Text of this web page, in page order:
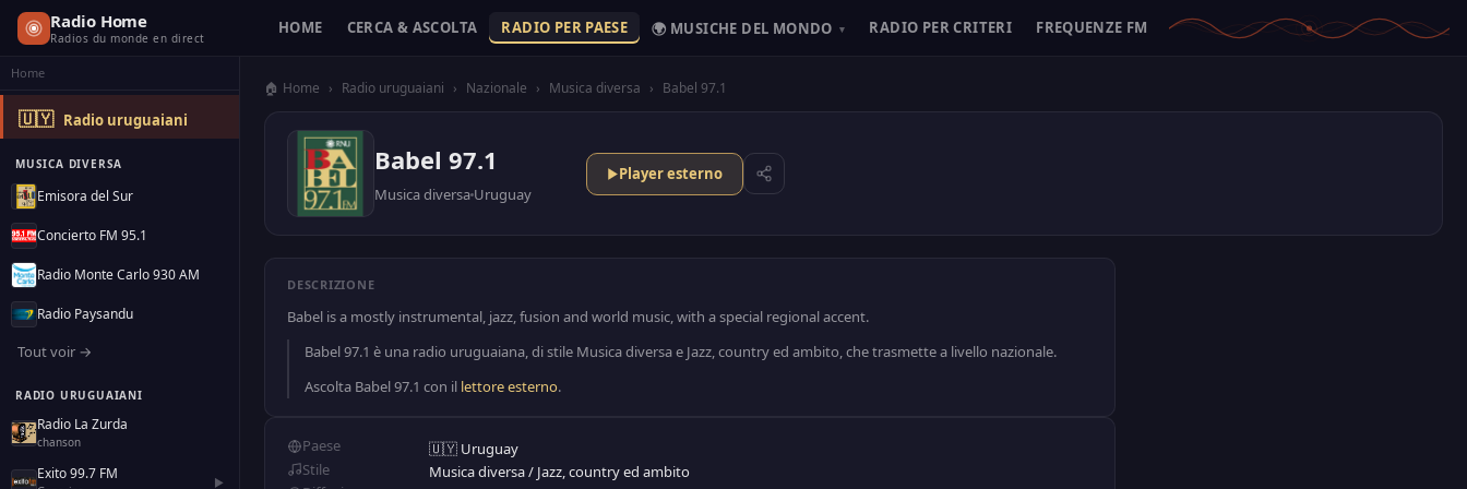
Radio Home
Radios du monde en direct
HOME CERCA & ASCOLTA RADIO PER PAESE 🌍 MUSICHE DEL MONDO ▾ RADIO PER CRITERI FREQUENZE FM
Home
🇺🇾 Radio uruguaiani
MUSICA DIVERSA
Emisora del Sur
Concierto FM 95.1
Radio Monte Carlo 930 AM
Radio Paysandu
Tout voir →
RADIO URUGUAIANI
Radio La Zurda
chanson
Exito 99.7 FM ▶
🏠 Home › Radio uruguaiani › Nazionale › Musica diversa › Babel 97.1
Babel 97.1
Musica diversa Uruguay
Player esterno
DESCRIZIONE
Babel is a mostly instrumental, jazz, fusion and world music, with a special regional accent.
Babel 97.1 è una radio uruguaiana, di stile Musica diversa e Jazz, country ed ambito, che trasmette a livello nazionale.
Ascolta Babel 97.1 con il lettore esterno.
Paese
🇺🇾 Uruguay
Stile
Musica diversa/ Jazz, country ed ambito